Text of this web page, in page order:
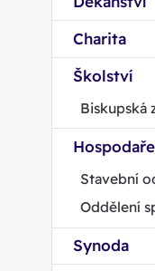
Charita
Školství
Biskupská
Stavební
Oddělení
Synoda